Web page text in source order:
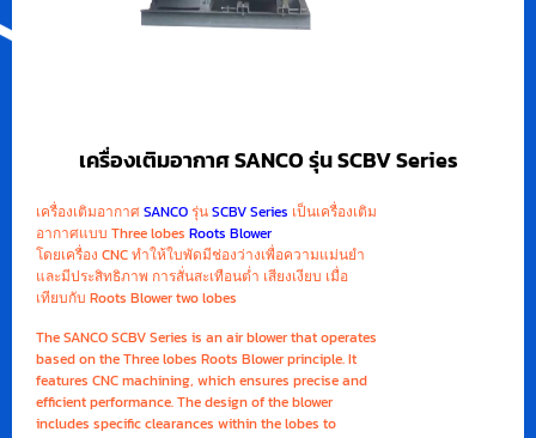
เครื่องเติมอากาศ SANCO รุ่น SCBV Series
เครื่องเติมอากาศSANCO รุ่นSCBV Series เป็นเครื่องเติม
อากาศแบบ Three lobes Roots Blower
โดยเครื่อง CNC ทำให้ใบพัดมีช่องว่างเพื่อความแม่นยำ
และมีประสิทธิภาพ การสั่นสะเทือนต่ำ เสียงเงียบ เมื่อ
เทียบกับ Roots Blower two lobes
The SANCO SCBV Series is an air blower that operates
based on the Three lobes Roots Blower principle. It
features CNC machining, which ensures precise and
efficient performance. The design of the blower
includes specific clearances within the lobes to